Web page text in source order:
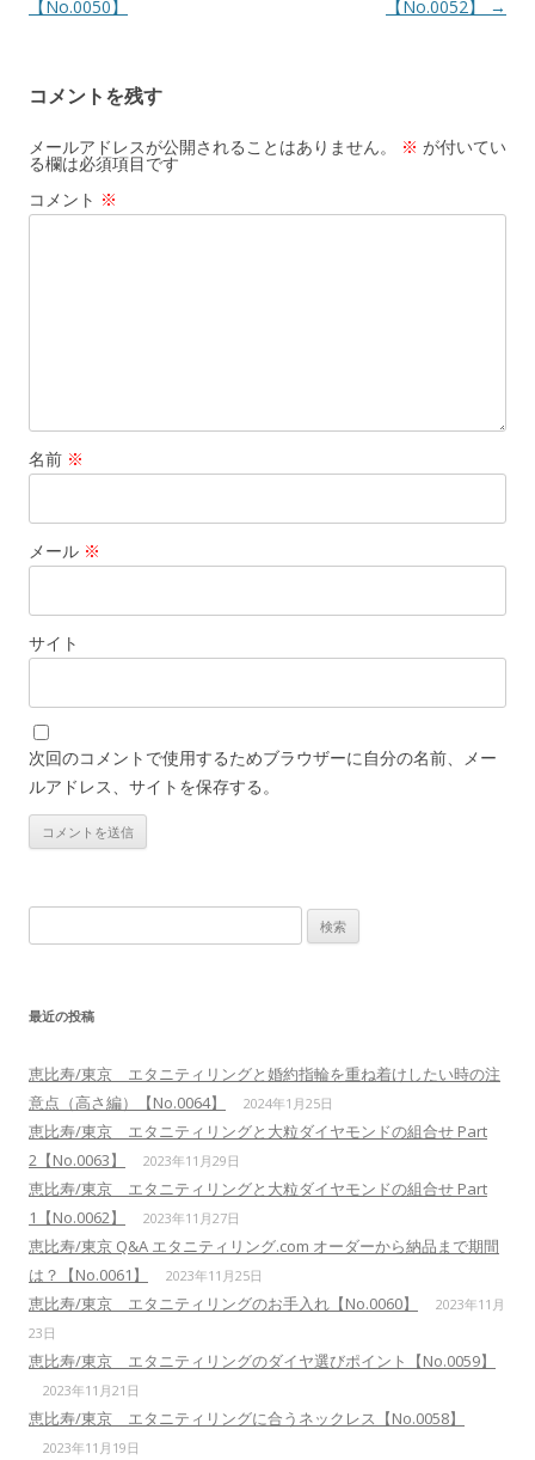
【No.0050】 【No.0052】 →
コメントを残す
メールアドレスが公開されることはありません。 ※ が付いてい
る欄は必須項目です
コメント ※
名前 ※
メール ※
サイト
次回のコメントで使用するためブラウザーに自分の名前、メー
ルアドレス、サイトを保存する。
索:
最近の投稿
恵比寿/東京 エタニティリングと婚約指輪を重ね着けしたい時の注
意点（高さ編）【No.0064】
2024年1月25日
恵比寿/東京 エタニティリングと大粒ダイヤモンドの組合せ Part
2【No.0063】
2023年11月29日
恵比寿/東京 エタニティリングと大粒ダイヤモンドの組合せ Part
1【No.0062】
2023年11月27日
恵比寿/東京 Q&A エタニティリング.com オーダーから納品まで期間
は？【No.0061】
2023年11月25日
恵比寿/東京 エタニティリングのお手入れ【No.0060】
2023年11月
23日
恵比寿/東京 エタニティリングのダイヤ選びポイント【No.0059】
2023年11月21日
恵比寿/東京 エタニティリングに合うネックレス【No.0058】
2023年11月19日